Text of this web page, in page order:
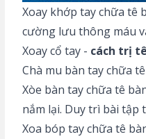
Xoay khớp tay chữa tê
cường lưu thông máu
Xoay cổ tay - cách trị
Chà mu bàn tay chữa
Xòe bàn tay chữa tê
nắm lại. Duy trì bài tập
Xoa bóp tay chữa tê